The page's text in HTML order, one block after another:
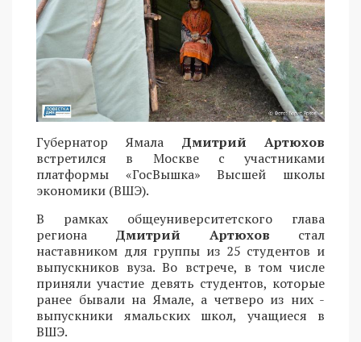
Губернатор Ямала Дмитрий Артюхов
встретился в Москве с участниками
платформы «ГосВышка» Высшей школы
экономики (ВШЭ).
В рамках общеуниверситетского глава
региона Дмитрий Артюхов стал
наставником для группы из 25 студентов и
выпускников вуза. Во встрече, в том числе
приняли участие девять студентов, которые
ранее бывали на Ямале, а четверо из них -
выпускники ямальских школ, учащиеся в
ВШЭ.